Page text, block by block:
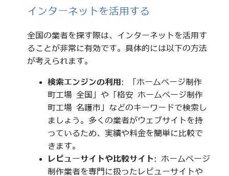
インターネットを活用する
全国の業者を探す際は、インターネットを活用す
ることが非常に有効です。具体的には以下の方法
が考えられます。
検索エンジンの利用 : 「ホームページ制作
町工場 全国」や「格安 ホームページ制作
町工場 名護市」などのキーワードで検索し
ましょう。多くの業者がウェブサイトを持
っているため、実績や料金を簡単に比較で
きます。
レビューサイトや比較サイト: ホームページ
制作業者を専門に扱ったレビューサイトや